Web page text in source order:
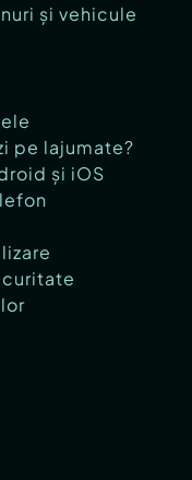
și vehicule
pe lajumate?
și iOS